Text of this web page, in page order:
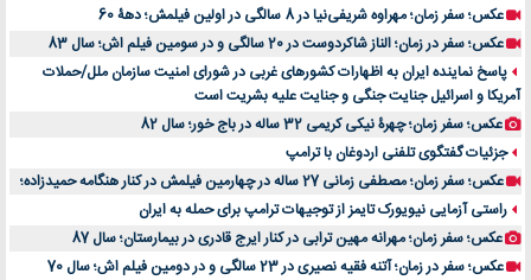
عکس؛ سفر زمان؛ مهراوه شریفی‌نیا در 8 سالگی در اولین فیلمش؛ دهۀ 60
عکس؛ سفر در زمان؛ الناز شاکردوست در 20 سالگی و در سومین فیلم اش؛ سال 83
پاسخ نماینده ایران به اظهارات کشورهای غربی در شورای امنیت سازمان ملل/حملات
آمریکا و اسرائیل جنایت جنگی و جنایت علیه بشریت است
عکس؛ سفر زمان؛ چهرۀ نیکی کریمی 32 ساله در باج خور؛ سال 82
جزئیات گفتگوی تلفنی اردوغان با ترامپ
عکس؛ سفر زمان؛ مصطفی زمانی 27 ساله در چهارمین فیلمش در کنار هنگامه حمیدزاده؛
راستی آزمایی نیویورک تایمز از توجیهات ترامپ برای حمله به ایران
عکس؛ سفر زمان؛ مهرانه مهین ترابی در کنار ایرج قادری در بیمارستان؛ سال 87
عکس؛ سفر در زمان؛ آتنه فقیه نصیری در 23 سالگی و در دومین فیلم اش؛ سال 70